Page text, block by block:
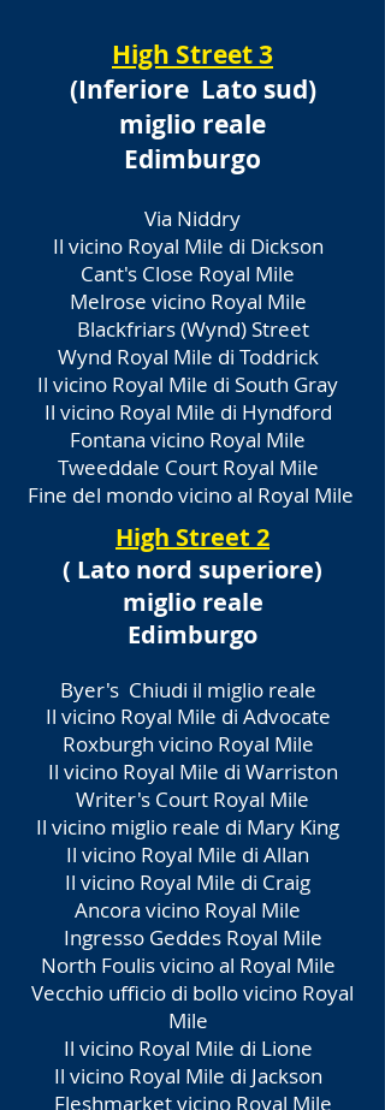
High Street 3
(Inferiore Lato sud)
miglio reale
Edimburgo
Via Niddry
Il vicino Royal Mile di Dickson
Cant's Close Royal Mile
Melrose vicino Royal Mile
Blackfriars (Wynd) Street
Wynd Royal Mile di Toddrick
Il vicino Royal Mile di South Gray
Il vicino Royal Mile di Hyndford
Fontana vicino Royal Mile
Tweeddale Court Royal Mile
Fine del mondo vicino al Royal Mile
High Street 2
( Lato nord superiore)
miglio reale
Edimburgo
Byer's Chiudi il miglio reale
Il vicino Royal Mile di Advocate
Roxburgh vicino Royal Mile
Il vicino Royal Mile di Warriston
Writer's Court Royal Mile
Il vicino miglio reale di Mary King
Il vicino Royal Mile di Allan
Il vicino Royal Mile di Craig
Ancora vicino Royal Mile
Ingresso Geddes Royal Mile
North Foulis vicino al Royal Mile
Vecchio ufficio di bollo vicino Royal
Mile
Il vicino Royal Mile di Lione
Il vicino Royal Mile di Jackson
Fleshmarket vicino Royal Mile